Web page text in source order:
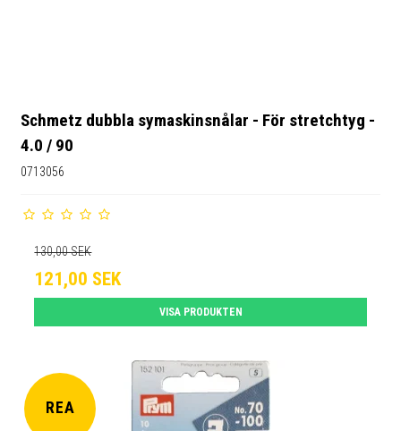
Schmetz dubbla symaskinsnålar - För stretchtyg -
4.0 / 90
0713056
130,00 SEK
121,00 SEK
VISA PRODUKTEN
REA